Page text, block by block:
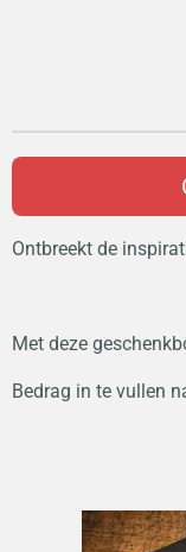
Ontbreekt de
Met deze
Bedrag in te vullen